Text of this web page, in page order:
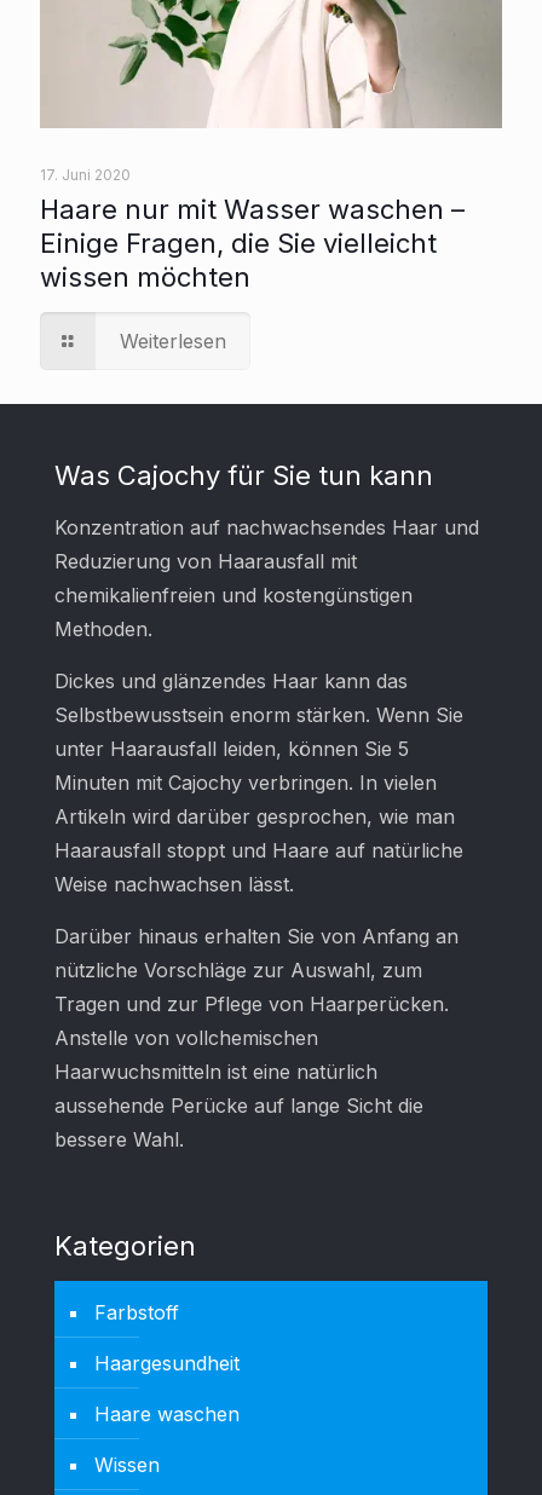
17. Juni 2020
Haare nur mit Wasser waschen –
Einige Fragen, die Sie vielleicht
wissen möchten
Weiterlesen
Was Cajochy für Sie tun kann
Konzentration auf nachwachsendes Haar und
Reduzierung von Haarausfall mit
chemikalienfreien und kostengünstigen
Methoden.
Dickes und glänzendes Haar kann das
Selbstbewusstsein enorm stärken. Wenn Sie
unter Haarausfall leiden, können Sie 5
Minuten mit Cajochy verbringen. In vielen
Artikeln wird darüber gesprochen, wie man
Haarausfall stoppt und Haare auf natürliche
Weise nachwachsen lässt.
Darüber hinaus erhalten Sie von Anfang an
nützliche Vorschläge zur Auswahl, zum
Tragen und zur Pflege von Haarperücken.
Anstelle von vollchemischen
Haarwuchsmitteln ist eine natürlich
aussehende Perücke auf lange Sicht die
bessere Wahl.
Kategorien
Farbstoff
Haargesundheit
Haare waschen
Wissen